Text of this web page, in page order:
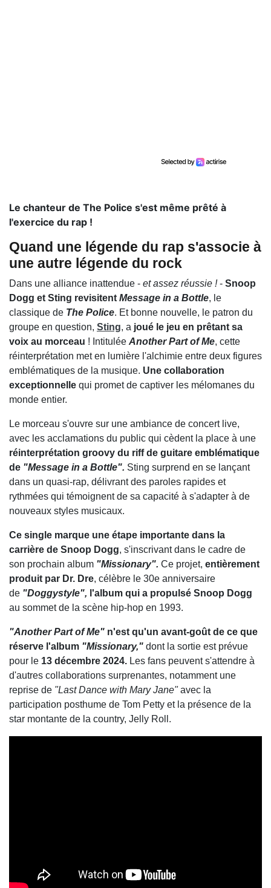
Le chanteur de The Police s'est même prêté à
l'exercice du rap !
Quand une légende du rap s'associe à
une autre légende du rock
Dans une alliance inattendue - et assez réussie !- Snoop
Dogg et Sting revisitent Message in a Bottle, le
classique de The Police. Et bonne nouvelle, le patron du
groupe en question, Sting, a joué le jeu en prêtant sa
voix au morceau ! Intitulée Another Part of Me, cette
réinterprétation met en lumière l'alchimie entre deux figures
emblématiques de la musique. Une collaboration
exceptionnelle qui promet de captiver les mélomanes du
monde entier.
Le morceau s'ouvre sur une ambiance de concert live,
avec les acclamations du public qui cèdent la place à une
réinterprétation groovy du riff de guitare emblématique
de "Message in a Bottle". Sting surprend en se lançant
dans un quasi-rap, délivrant des paroles rapides et
rythmées qui témoignent de sa capacité à s'adapter à de
nouveaux styles musicaux.
Ce single marque une étape importante dans la
carrière de Snoop Dogg, s'inscrivant dans le cadre de
son prochain album "Missionary". Ce projet, entièrement
produit par Dr. Dre, célèbre le 30e anniversaire
de "Doggystyle", l'album qui a propulsé Snoop Dogg
au sommet de la scène hip-hop en 1993.
"Another Part of Me" n'est qu'un avant-goût de ce que
réserve l'album "Missionary," dont la sortie est prévue
pour le 13 décembre 2024. Les fans peuvent s'attendre à
d'autres collaborations surprenantes, notamment une
reprise de "Last Dance with Mary Jane"avec la
participation posthume de Tom Petty et la présence de la
star montante de la country, Jelly Roll.